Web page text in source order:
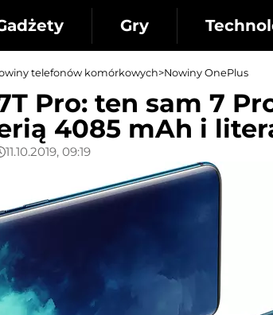
Gry
telefonów komórkowych>Nowiny OnePlus
Pro: ten sam 7
4085 mAh i
11.10.2019, 09:19